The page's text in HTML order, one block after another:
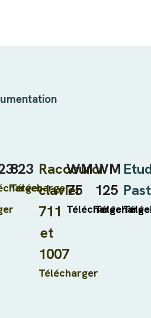
823
Télécharger
Raccourci
clavier
711
et
1007
Télécharger
WM
75
Télécharger
WM
125